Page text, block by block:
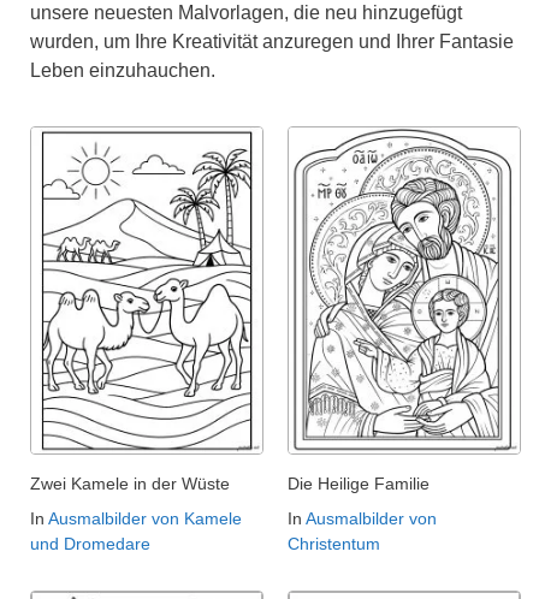
unsere neuesten Malvorlagen, die neu hinzugefügt
wurden, um Ihre Kreativität anzuregen und Ihrer Fantasie
Leben einzuhauchen.
Zwei Kamele in der Wüste
In Ausmalbilder von Kamele
und Dromedare
Die Heilige Familie
In Ausmalbilder von
Christentum